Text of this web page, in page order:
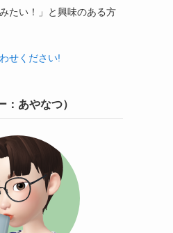
たい！」と興味のある方
せください!
：あやなつ）